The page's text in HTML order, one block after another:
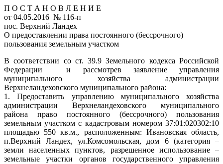
П О С Т А Н О В Л Е Н И Е
от 04.05.2016 № 116-п
пос. Верхний Ландех
О предоставлении права постоянного (бессрочного)
пользования земельным участком
В соответствии со ст. 39.9 Земельного кодекса Российской
Федерации и рассмотрев заявление управления
муниципального хозяйства администрации
Верхнеландеховского муниципального района:
1. Предоставить управлению муниципального хозяйства
администрации Верхнеландеховского муниципального
района право постоянного (бессрочного) пользования
земельным участком с кадастровым номером 37:01:020302:10
площадью 550 кв.м., расположенным: Ивановская область,
п.Верхний Ландех, ул.Комсомольская, дом 6 (категория –
земли населенных пунктов, разрешенное использование –
земельные участки органов государственного управления